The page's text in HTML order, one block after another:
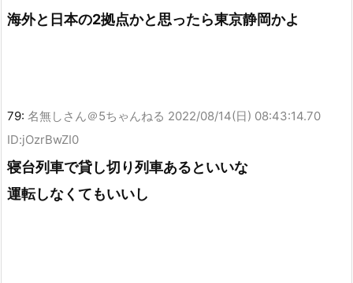
海外と日本の2拠点かと思ったら東京静岡かよ
79: 名無しさん＠5ちゃんねる 2022/08/14(日) 08:43:14.70
ID:jOzrBwZI0
寝台列車で貸し切り列車あるといいな
運転しなくてもいいし